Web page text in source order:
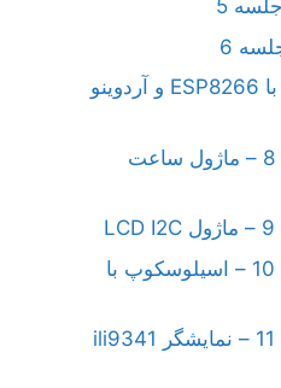
ریموت آنلاین اینترنتی با ESP8266 و آردوینو
آموزش آردوینو جلسه 8 – ماژول ساعت
آموزش آردوینو جلسه 10 – اسیلوسکوپ با
آموزش آردوینو جلسه 11 – نمایشگر ili9341